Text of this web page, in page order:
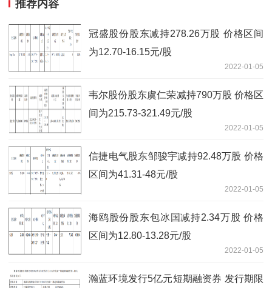
推荐内容
冠盛股份股东减持278.26万股 价格区间
为12.70-16.15元/股
2022-01-05
韦尔股份股东虞仁荣减持790万股 价格区
间为215.73-321.49元/股
2022-01-05
信捷电气股东邹骏宇减持92.48万股 价格
区间为41.31-48元/股
2022-01-05
海鸥股份股东包冰国减持2.34万股 价格
区间为12.80-13.28元/股
2022-01-05
瀚蓝环境发行5亿元短期融资券 发行期限